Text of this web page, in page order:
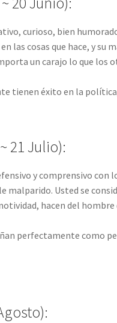
curioso, bien
las cosas que hace, y
un carajo lo que los
tienen éxito en la
21 Julio):
y comprensivo
malparido. Usted se
hacen del
perfectamente como